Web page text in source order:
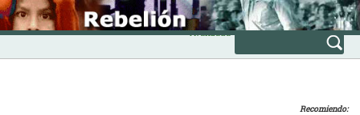
Skip
to
content
INICIO
Avanzada
Recomiendo: